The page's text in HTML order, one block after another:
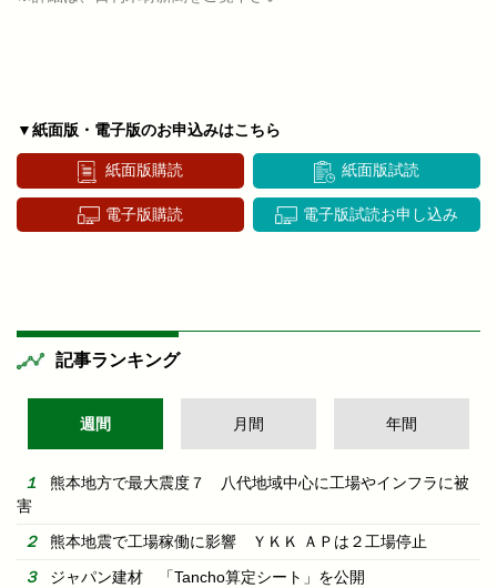
▼紙面版・電子版のお申込みはこちら
紙面版購読 紙面版試読
電子版購読 電子版試読お申し込み
記事ランキング
週間 月間 年間
熊本地方で最大震度７ 八代地域中心に工場やインフラに被
害
熊本地震で工場稼働に影響 ＹＫＫ ＡＰは２工場停止
ジャパン建材 「Tancho算定シート」を公開